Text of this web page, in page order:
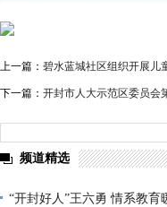
上一篇： 碧水蓝城社区组织开展儿
下一篇： 开封市人大示范区委员会
频道精选
“开封好人”王六勇 情系教育